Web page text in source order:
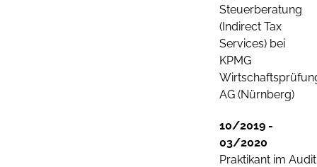
Steuerberatung
(Indirect Tax
Services) bei
KPMG
AG (Nürnberg)
10/2019 -
03/2020
Praktikant im Audit